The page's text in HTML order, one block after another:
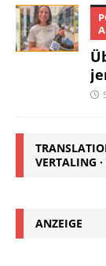
VERTALING
ANZEIGE